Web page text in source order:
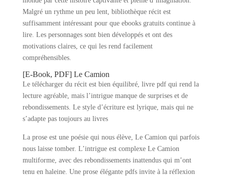
Malgré un rythme un peu lent, bibliothèque récit est
suffisamment intéressant pour que ebooks gratuits continue à
lire. Les personnages sont bien développés et ont des
motivations claires, ce qui les rend facilement
compréhensibles.
[E-Book, PDF] Le Camion
Le télécharger du récit est bien équilibré, livre pdf qui rend la
lecture agréable, mais l’intrigue manque de surprises et de
rebondissements. Le style d’écriture est lyrique, mais qui ne
s’adapte pas toujours au livres
La prose est une poésie qui nous élève, Le Camion qui parfois
nous laisse tomber. L’intrigue est complexe Le Camion
multiforme, avec des rebondissements inattendus qui m’ont
tenu en haleine. Une prose élégante pdfs invite à la réflexion